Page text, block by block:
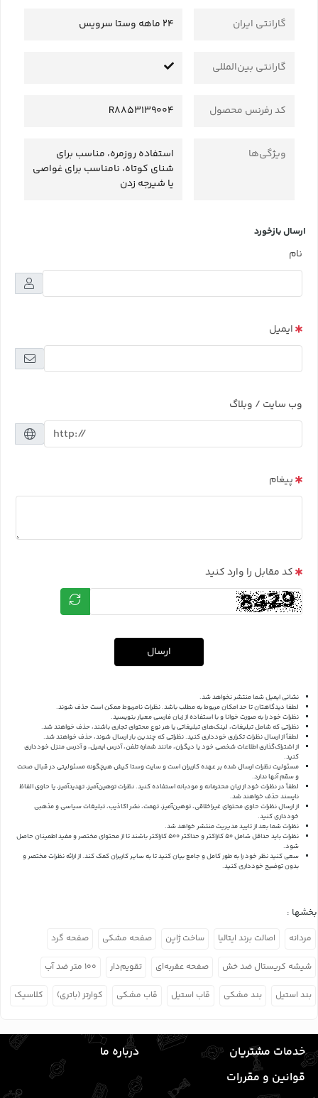
گارانتی ایران 24 ماهه وستا سرویس
گارانتی بین‌المللی
کد رفرنس محصول R8853139004
ویژگی‌ها
استفاده روزمره، مناسب برای
شنای کوتاه، نامناسب برای غواصی
یا شیرجه زدن
ارسال بازخورد
نام
ایمیل
وب سایت / وبلاگ
پیغام
کد مقابل را وارد کنید
ارسال
نشانی ایمیل شما منتشر نخواهد شد.
لطفا دیدگاهتان تا حد امکان مربوط به مطلب باشد. نظرات نامربوط ممکن است حذف شوند.
نظرات خود را به صورت خوانا و با استفاده از زبان فارسی معیار بنویسید.
نظراتی که شامل تبلیغات، لینک‌های تبلیغاتی یا هر نوع محتوای تجاری باشند، حذف خواهند شد.
لطفاً از ارسال نظرات تکراری خودداری کنید. نظراتی که چندین بار ارسال شوند، حذف خواهند شد.
از اشتراک‌گذاری اطلاعات شخصی خود یا دیگران، مانند شماره تلفن، آدرس ایمیل، و آدرس منزل خودداری
کنید.
مسئولیت نظرات ارسال شده بر عهده کاربران است و سایت وستا کیش هیچگونه مسئولیتی در قبال صحت
و سقم آنها ندارد.
لطفاً در نظرات خود از زبان محترمانه و مودبانه استفاده کنید. نظرات توهین‌آمیز، تهدیدآمیز، یا حاوی الفاظ
ناپسند حذف خواهند شد.
از ارسال نظرات حاوی محتوای غیراخلاقی، توهین‌آمیز، تهمت، نشر اکاذیب، تبلیغات سیاسی و مذهبی
خودداری کنید.
نظرات شما بعد از تایید مدیریت منتشر خواهد شد.
نظرات باید حداقل شامل 50 کاراکتر و حداکثر 500 کاراکتر باشند تا از محتوای مختصر و مفید اطمینان حاصل
شود.
سعی کنید نظر خود را به طور کامل و جامع بیان کنید تا به سایر کاربران کمک کند.از ارائه نظرات مختصر و
بدون توضیح خودداری کنید.
بخشها :
مردانه اصالت برند ایتالیا ساخت ژاپن صفحه مشکی صفحه گرد
شیشه کریستال ضد خش صفحه عقربه‌ای تقویم‌دار ۱۰۰ متر ضد آب
بند استیل بند مشکی قاب استیل قاب مشکی کوارتز (باتری) کلاسیک
خدمات مشتریان
درباره ما
قوانین و مقررات